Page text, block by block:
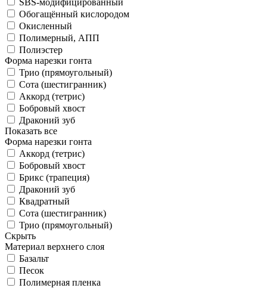
Обогащённый кислородом
Окисленный
Полимерный, АПП
Полиэстер
Форма нарезки гонта
Трио (прямоугольный)
Сота (шестигранник)
Аккорд (тетрис)
Бобровый хвост
Драконий зуб
Показать все
Форма нарезки гонта
Аккорд (тетрис)
Бобровый хвост
Брикс (трапеция)
Драконий зуб
Квадратный
Сота (шестигранник)
Трио (прямоугольный)
Скрыть
Материал верхнего слоя
Базальт
Песок
Полимерная пленка